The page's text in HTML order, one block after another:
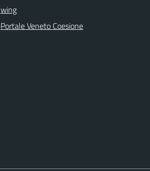
wing
Portale Veneto Coesione